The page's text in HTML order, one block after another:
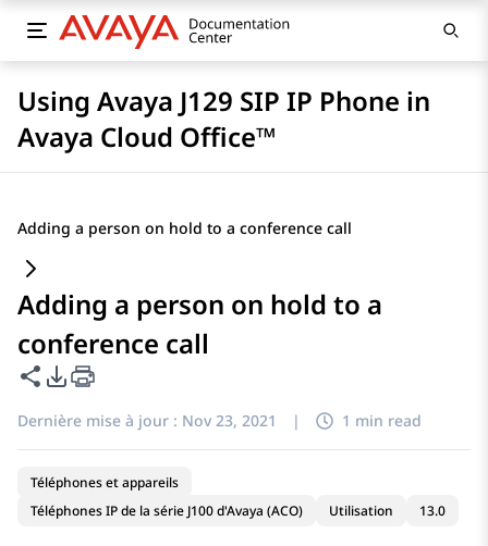
Using Avaya J129 SIP IP Phone in
Avaya Cloud Office™
Adding a person on hold to a conference call
Adding a person on hold to a
conference call
Partager cette page
Options d'exportation PDF
Dernière mise à jour : Nov 23, 2021 | 1 min read
Téléphones et appareils
Téléphones IP de la série J100 d'Avaya (ACO)
Utilisation 13.0